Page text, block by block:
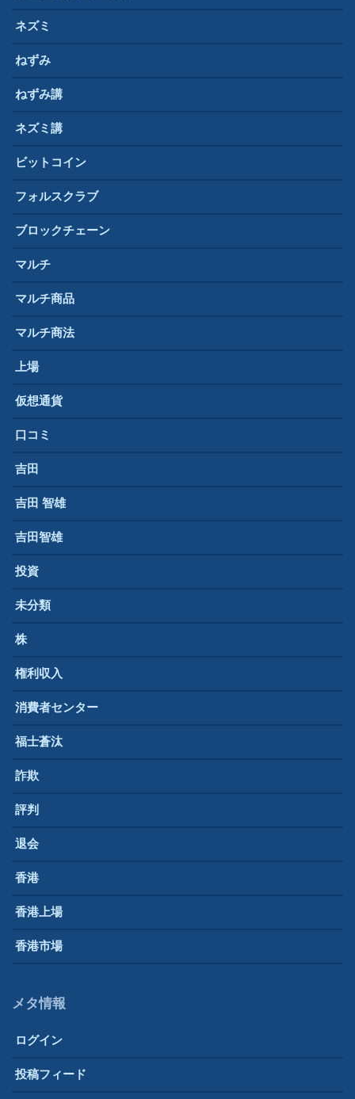
ネズミ
ねずみ
ねずみ講
ネズミ講
ビットコイン
フォルスクラブ
ブロックチェーン
マルチ
マルチ商品
マルチ商法
上場
仮想通貨
口コミ
吉田
吉田 智雄
吉田智雄
投資
未分類
株
権利収入
消費者センター
福士蒼汰
詐欺
評判
退会
香港
香港上場
香港市場
メタ情報
ログイン
投稿フィード